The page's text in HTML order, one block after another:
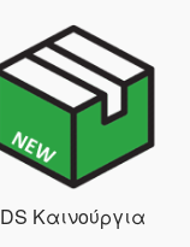
DS Καινούργια